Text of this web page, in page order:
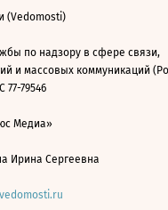
(Vedomosti)
по надзору в сфере связи,
и массовых коммуникаций
79546
Медиа»
Ирина Сергеевна